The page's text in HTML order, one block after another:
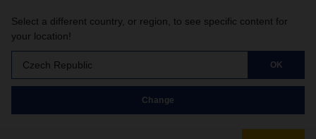
Select a different country, or region, to see specific content for
your location!
Czech Republic OK
Change